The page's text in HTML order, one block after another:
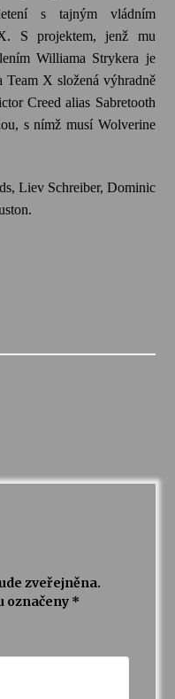
s tajným vládním
S projektem, jenž mu
Williama Strykera je
Team X složená výhradně
Creed alias Sabretooth
s nímž musí Wolverine
, Liev Schreiber, Dominic
.
zveřejněna.
označeny *